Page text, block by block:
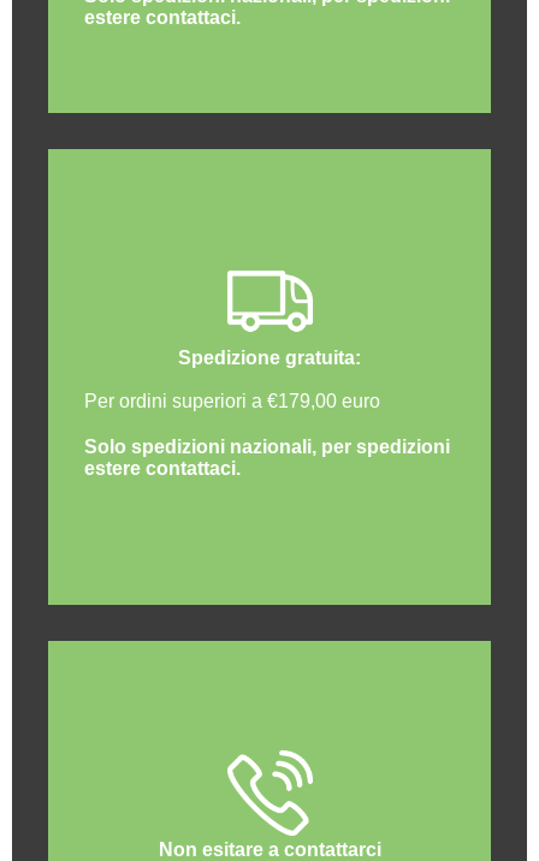
estere contattaci.
Spedizione gratuita:
Per ordini superiori a €179,00 euro
Solo spedizioni nazionali, per spedizioni
estere contattaci.
Non esitare a contattarci